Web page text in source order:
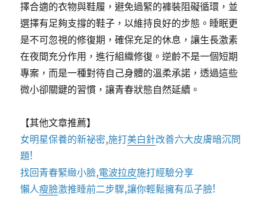
擇合適的衣物與鞋履，避免過緊的褲裝阻礙循環，並
選擇有足夠支撐的鞋子，以維持良好的步態。睡眠更
是不可忽視的修復期，確保充足的休息，讓生長激素
在夜間充分作用，進行組織修復。逆齡不是一個短期
專案，而是一種對待自己身體的溫柔承諾，透過這些
微小卻關鍵的習慣，讓青春狀態自然延續。
【其他文章推薦】
女明星保養的新祕密,施打美白針改善六大皮膚暗沉問
題!
找回青春緊緻小臉,電波拉皮施打經驗分享
懶人瘦臉激推睡前二步驟,讓你輕鬆擁有瓜子臉!